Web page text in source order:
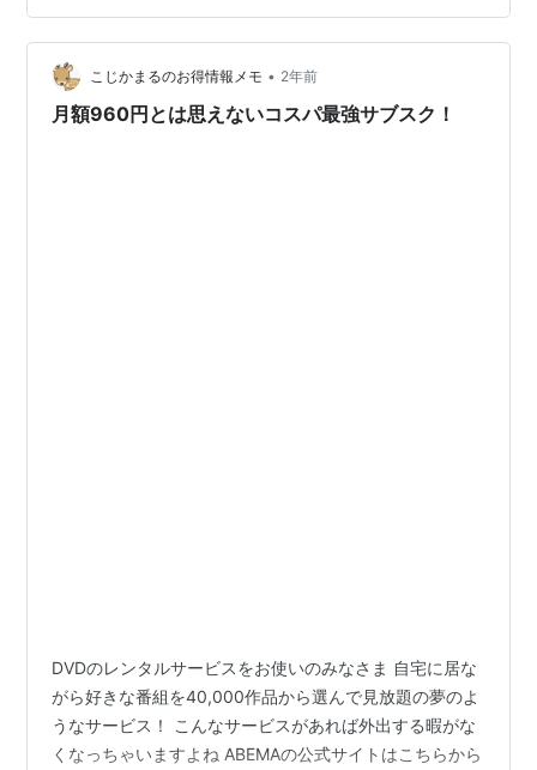
いに恋愛をし、最終的にカップルが誕生することを目指
します番組。番組の特みどころは恋愛に加えて、…
こじかまるのお得情報メモ • 2年前
月額960円とは思えないコスパ最強サブスク！
DVDのレンタルサービスをお使いのみなさま 自宅に居な
がら好きな番組を40,000作品から選んで見放題の夢のよ
うなサービス！ こんなサービスがあれば外出する暇がな
くなっちゃいますよね ABEMAの公式サイトはこちらから